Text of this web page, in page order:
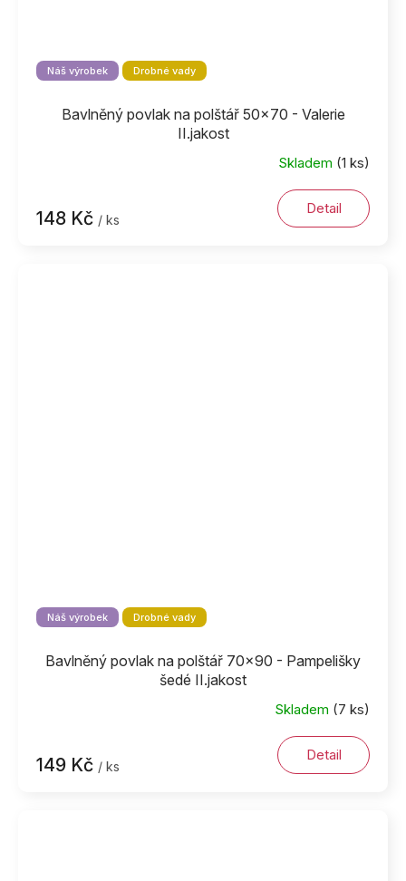
Náš výrobek Drobné vady
Bavlněný povlak na polštář 50x70 - Valerie
II.jakost
Skladem (1 ks)
148 Kč / ks
Detail
Náš výrobek Drobné vady
Bavlněný povlak na polštář 70x90 - Pampelišky
šedé II.jakost
Skladem (7 ks)
149 Kč / ks
Detail